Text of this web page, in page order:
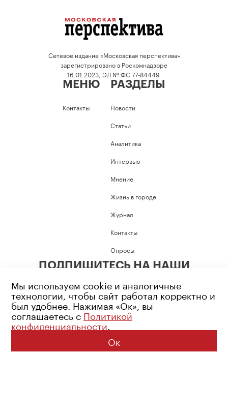
Сетевое издание «Московская перспектива»
зарегистрировано в Роскомнадзоре
16.01.2023, ЭЛ № ФС 77-84449.
МЕНЮ
Контакты
РАЗДЕЛЫ
Новости
Статьи
Аналитика
Интервью
Мнение
Жизнь в городе
Журнал
Контакты
Опросы
ПОДПИШИТЕСЬ НА НАШИ
Возрастное ограничение: 16+
Политика конфиденциальности
© 2026 Все права защищены
Мы используем cookie и аналогичные
технологии, чтобы сайт работал корректно и
был удобнее. Нажимая «Ок», вы
соглашаетесь с Политикой
конфиденциальности.
Ок